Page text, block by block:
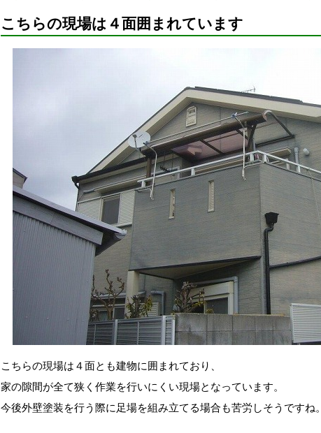
こちらの現場は４面囲まれています
こちらの現場は４面とも建物に囲まれており、
家の隙間が全て狭く作業を行いにくい現場となっています。
今後外壁塗装を行う際に足場を組み立てる場合も苦労しそうですね。